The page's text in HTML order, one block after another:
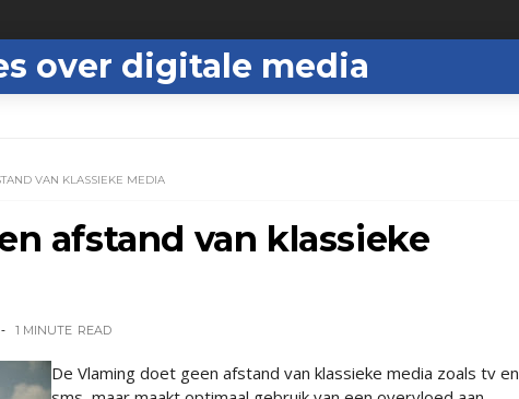
over digitale media
VAN KLASSIEKE MEDIA
afstand van klassieke
1 MINUTE READ
De Vlaming doet geen afstand van klassieke media zoals tv en